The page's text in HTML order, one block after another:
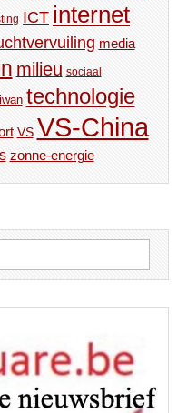
ICT internet
media
milieu sociaal
technologie
VS VS-China
zonne-energie